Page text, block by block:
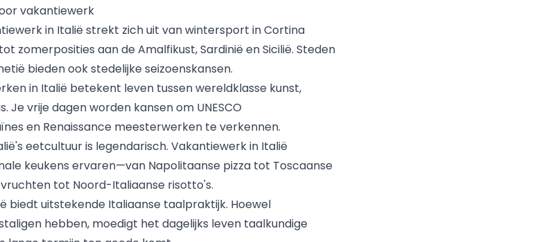
vakantiewerk
in Italië strekt zich uit van wintersport in Cortina
zomerposities aan de Amalfikust, Sardinië en Sicilië. Steden
bieden ook stedelijke seizoenskansen.
in Italië betekent leven tussen wereldklasse kunst,
Je vrije dagen worden kansen om UNESCO
en Renaissance meesterwerken te verkennen.
eetcultuur is legendarisch. Vakantiewerk in Italië
keukens ervaren—van Napolitaanse pizza tot Toscaanse
tot Noord-Italiaanse risotto's.
biedt uitstekende Italiaanse taalpraktijk. Hoewel
hebben, moedigt het dagelijks leven taalkundige